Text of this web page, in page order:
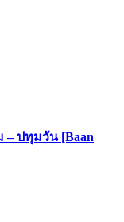
– ปทุมวัน [Baan